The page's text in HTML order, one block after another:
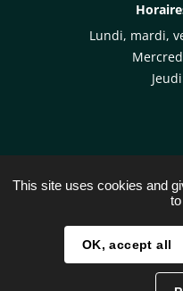
Lundi, mardi,
This site uses cookies and
OK, accept all